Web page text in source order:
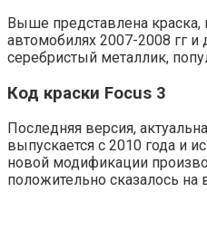
Выше представлена ​​краска,
автомобилях 2007-2008 гг и
серебристый металлик,
Код краски Focus 3
Последняя версия,
выпускается с 2010 года и
новой модификации
положительно сказалось